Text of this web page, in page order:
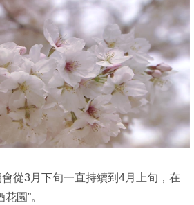
從3月下旬一直持續到4月上旬，在
園”。